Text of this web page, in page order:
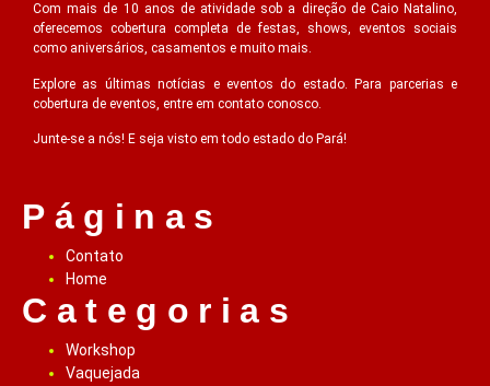
Com mais de 10 anos de atividade sob a direção de Caio Natalino,
oferecemos cobertura completa de festas, shows, eventos sociais
como aniversários, casamentos e muito mais.
Explore as últimas notícias e eventos do estado. Para parcerias e
cobertura de eventos, entre em contato conosco.
Junte-se a nós! E seja visto em todo estado do Pará!
Páginas
Contato
Home
Categorias
Workshop
Vaquejada